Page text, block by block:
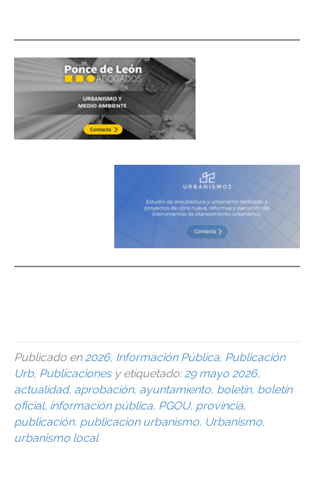
Publicado en2026, Información Pública, Publicación
Urb, Publicacionesy etiquetado:29 mayo 2026,
actualidad, aprobación, ayuntamiento, boletín, boletín
oficial, información pública, PGOU, provincia,
publicación, publicacion urbanismo, Urbanismo,
urbanismo local